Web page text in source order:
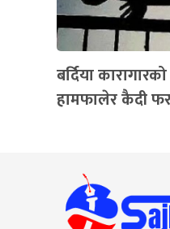
बर्दिया
हामफालेर कैदी